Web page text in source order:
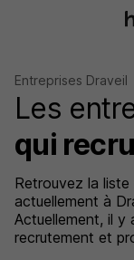
Entreprises Draveil
Les
qui
Retrouvez la
actuellement à
Actuellement, il y
recrutement et